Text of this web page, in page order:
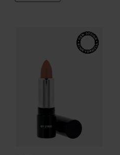
39 kr
Matte Magic Lipstick